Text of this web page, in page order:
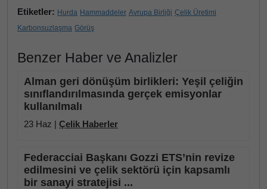
Etiketler: Hurda Hammaddeler Avrupa Birliği Çelik Üretimi
Karbonsuzlaşma Görüş
Benzer Haber ve Analizler
Alman geri dönüşüm birlikleri: Yeşil çeliğin
sınıflandırılmasında gerçek emisyonlar
kullanılmalı
23 Haz | Çelik Haberler
Federacciai Başkanı Gozzi ETS’nin revize
edilmesini ve çelik sektörü için kapsamlı
bir sanayi stratejisi ...